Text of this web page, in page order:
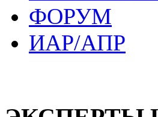
ФОРУМ
ИАР/АПР